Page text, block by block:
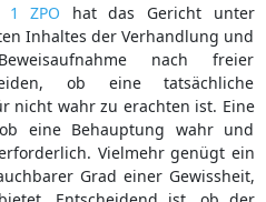
ZPO hat das Gericht unter
Inhaltes der Verhandlung und
nach freier
ob eine tatsächliche
nicht wahr zu erachten ist. Eine
eine Behauptung wahr und
Vielmehr genügt ein
Grad einer Gewissheit,